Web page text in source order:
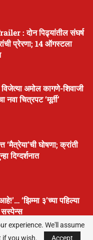
: दोन पिढ्यांतील संघर्ष
प्रेरणा; 14 ऑगस्टला
विजेत्या अमोल कागणे-शिवाजी
नवा चित्रपट ‘मूर्ती’
‘मैत्रेया’ची घोषणा; क्रांती
दिग्दर्शनात
‘झिम्मा ३’च्या पहिल्या
सस्पेन्स
experience. We'll assume
if you wish.
Accept